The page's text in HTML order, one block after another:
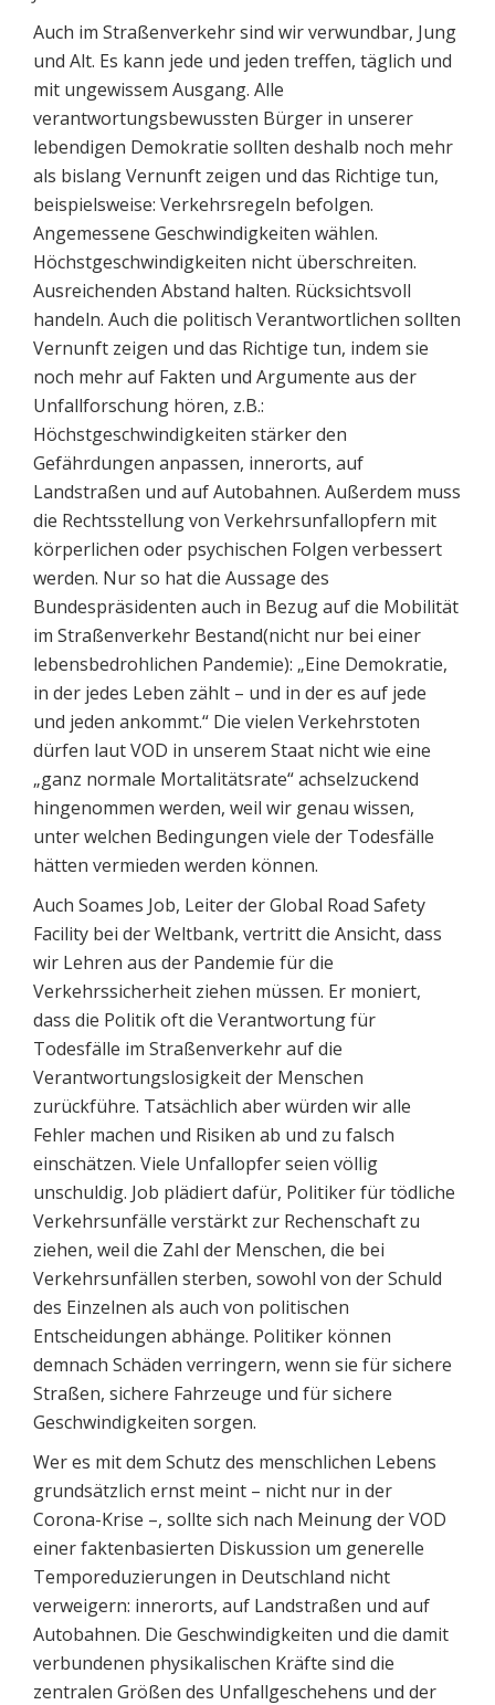
Auch im Straßenverkehr sind wir verwundbar, Jung
und Alt. Es kann jede und jeden treffen, täglich und
mit ungewissem Ausgang. Alle
verantwortungsbewussten Bürger in unserer
lebendigen Demokratie sollten deshalb noch mehr
als bislang Vernunft zeigen und das Richtige tun,
beispielsweise: Verkehrsregeln befolgen.
Angemessene Geschwindigkeiten wählen.
Höchstgeschwindigkeiten nicht überschreiten.
Ausreichenden Abstand halten. Rücksichtsvoll
handeln. Auch die politisch Verantwortlichen sollten
Vernunft zeigen und das Richtige tun, indem sie
noch mehr auf Fakten und Argumente aus der
Unfallforschung hören, z.B.:
Höchstgeschwindigkeiten stärker den
Gefährdungen anpassen, innerorts, auf
Landstraßen und auf Autobahnen. Außerdem muss
die Rechtsstellung von Verkehrsunfallopfern mit
körperlichen oder psychischen Folgen verbessert
werden. Nur so hat die Aussage des
Bundespräsidenten auch in Bezug auf die Mobilität
im Straßenverkehr Bestand(nicht nur bei einer
lebensbedrohlichen Pandemie): „Eine Demokratie,
in der jedes Leben zählt – und in der es auf jede
und jeden ankommt.“ Die vielen Verkehrstoten
dürfen laut VOD in unserem Staat nicht wie eine
„ganz normale Mortalitätsrate“ achselzuckend
hingenommen werden, weil wir genau wissen,
unter welchen Bedingungen viele der Todesfälle
hätten vermieden werden können.
Auch Soames Job, Leiter der Global Road Safety
Facility bei der Weltbank, vertritt die Ansicht, dass
wir Lehren aus der Pandemie für die
Verkehrssicherheit ziehen müssen. Er moniert,
dass die Politik oft die Verantwortung für
Todesfälle im Straßenverkehr auf die
Verantwortungslosigkeit der Menschen
zurückführe. Tatsächlich aber würden wir alle
Fehler machen und Risiken ab und zu falsch
einschätzen. Viele Unfallopfer seien völlig
unschuldig. Job plädiert dafür, Politiker für tödliche
Verkehrsunfälle verstärkt zur Rechenschaft zu
ziehen, weil die Zahl der Menschen, die bei
Verkehrsunfällen sterben, sowohl von der Schuld
des Einzelnen als auch von politischen
Entscheidungen abhänge. Politiker können
demnach Schäden verringern, wenn sie für sichere
Straßen, sichere Fahrzeuge und für sichere
Geschwindigkeiten sorgen.
Wer es mit dem Schutz des menschlichen Lebens
grundsätzlich ernst meint – nicht nur in der
Corona-Krise –, sollte sich nach Meinung der VOD
einer faktenbasierten Diskussion um generelle
Temporeduzierungen in Deutschland nicht
verweigern: innerorts, auf Landstraßen und auf
Autobahnen. Die Geschwindigkeiten und die damit
verbundenen physikalischen Kräfte sind die
zentralen Größen des Unfallgeschehens und der